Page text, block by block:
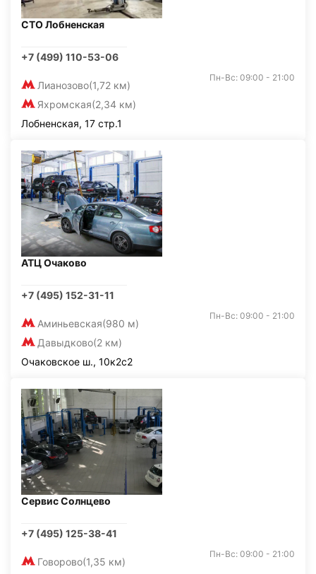
СТО Лобненская
+7 (499) 110-53-06
Лианозово(1,72 км)
Яхромская(2,34 км)
Пн-Вс: 09:00 - 21:00
Лобненская, 17 стр.1
АТЦ Очаково
+7 (495) 152-31-11
Аминьевская(980 м)
Давыдково(2 км)
Пн-Вс: 09:00 - 21:00
Очаковское ш., 10к2с2
Сервис Солнцево
+7 (495) 125-38-41
Говорово(1,35 км)
Пн-Вс: 09:00 - 21:00